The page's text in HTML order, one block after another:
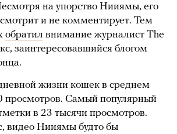
на упорство Нииямы, его
и не комментирует. Тем
обратил внимание журналист The
заинтересовавшийся блогом
жизни кошек в среднем
просмотров. Самый популярный
в 23 тысячи просмотров.
видео Нииямы будто бы